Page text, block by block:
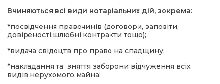
Вчиняються всі види нотаріальних дій, зокрема:
*посвідчення правочинів (договори, заповіти,
довіреності,шлюбні контракти тощо);
*видача свідоцтв про право на спадщину;
*накладання та зняття заборони відчуження всіх
видів нерухомого майна;